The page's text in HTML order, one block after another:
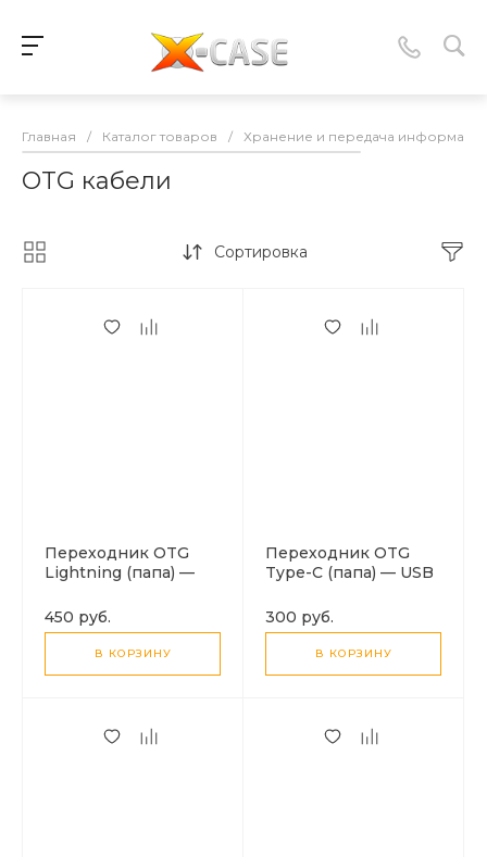
Главная / Каталог товаров / Хранение и передача
OTG кабели
Сортировка
Переходник OTG
Lightning (папа) —
черный
450 руб.
В КОРЗИНУ
Переходник OTG
Type-C (папа) — USB
цвет черный
300 руб.
В КОРЗИНУ